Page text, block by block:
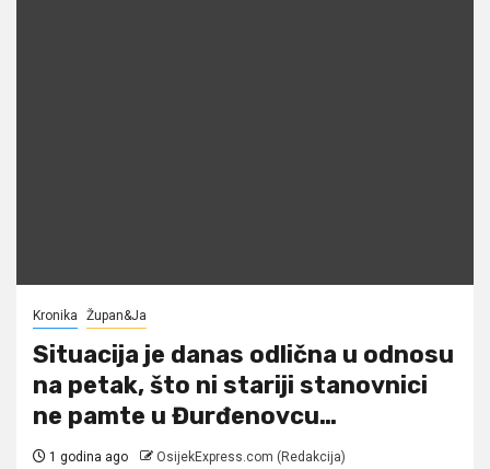
Kronika Župan&Ja
Situacija je danas odlična u odnosu
na petak, što ni stariji stanovnici
ne pamte u Đurđenovcu…
1 godina ago OsijekExpress.com (Redakcija)